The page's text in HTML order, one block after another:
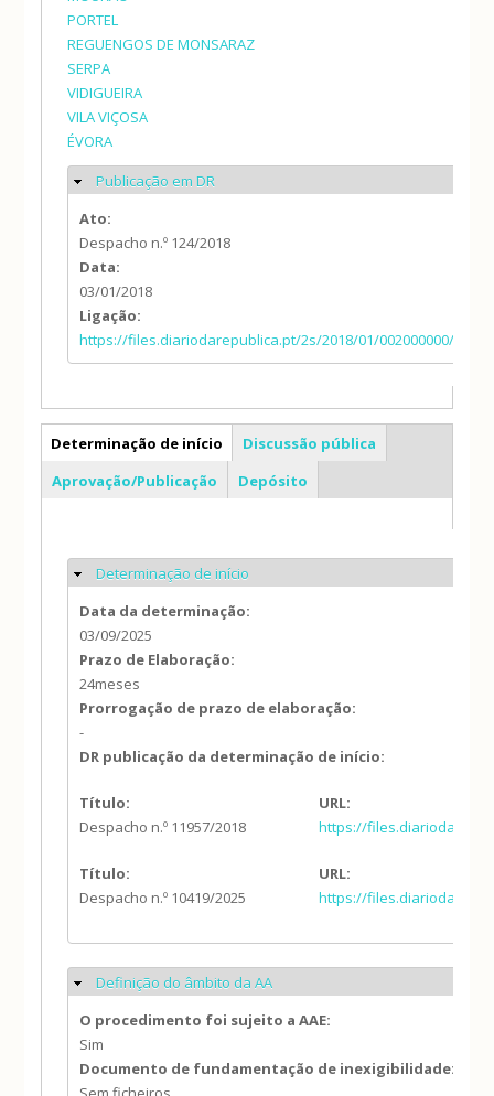
PORTEL
REGUENGOS DE MONSARAZ
SERPA
VIDIGUEIRA
VILA VIÇOSA
ÉVORA
Ocultar
Publicação em DR
Ato:
Despacho n.º 124/2018
Data:
03/01/2018
Ligação:
https://files.diariodarepublica.pt/2s/2018/01/002000000/
PE
Determinação de início
Discussão pública
Aprovação/Publicação
Depósito
Ocultar
Determinação de início
Data da determinação:
03/09/2025
Prazo de Elaboração:
24meses
Prorrogação de prazo de elaboração:
-
DR publicação da determinação de início:
Título:
Despacho n.º 11957/2018
URL:
https://
Título:
Despacho n.º 10419/2025
URL:
https://
Ocultar
Definição do âmbito da AA
O procedimento foi sujeito a AAE:
Sim
Documento de fundamentação de inexigibilidade: